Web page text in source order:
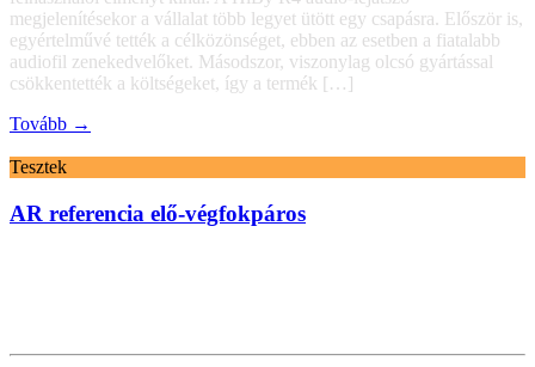
megjelenítésekor a vállalat több legyet ütött egy csapásra. Először is,
egyértelművé tették a célközönséget, ebben az esetben a fiatalabb
audiofil zenekedvelőket. Másodszor, viszonylag olcsó gyártással
csökkentették a költségeket, így a termék […]
Tovább →
Tesztek
AR referencia elő-végfokpáros